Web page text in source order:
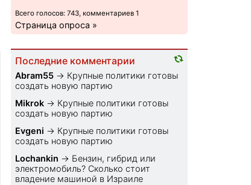
Всего голосов: 743, комментариев 1
Страница опроса »
Последние комментарии
Abram55 → Крупные политики готовы
создать новую партию
Mikrok → Крупные политики готовы
создать новую партию
Evgeni → Крупные политики готовы
создать новую партию
Lochankin → Бензин, гибрид или
электромобиль? Cколько стоит
владение машиной в Израиле